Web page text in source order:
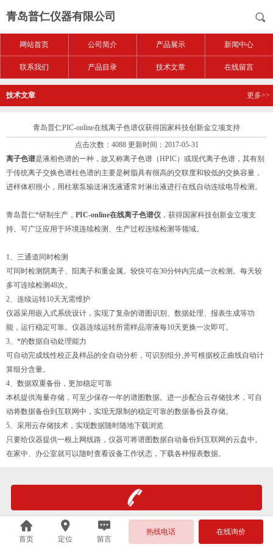
青岛普仁仪器有限公司
网站首页 公司简介 产品展示 新闻中心
联系我们 产品目录 技术文章 在线留言
技术文章 更多>>
青岛普仁PIC-online在线离子色谱仪获得国家科技创新金立项支持
点击次数：4088 更新时间：2017-05-31
离子色谱是液相色谱的一种，故又称离子色谱（HPIC）或现代离子色谱，其有别
于传统离子交换色谱柱色谱的主要是树脂具有很高的交联度和较低的交换容量，
进样体积很小，用柱塞泵输送淋洗液通常对淋出液进行在线自动连续电导检测。
青岛普仁*研制生产， PIC-online在线离子色谱仪 ，获得国家科技创新金立项支
持。可广泛应用于环境连续检测、生产过程连续检测等领域。
1、三通道同时检测
可同时检测阴离子、阳离子和重金属。较快可在30分钟内完成一次检测。每天较
多可连续检测48次。
2、连续运转10天无需维护
仪器采用嵌入式系统设计，实现了复杂的谱图识别、数据处理、报表生成等功
能，运行稳定可靠。仪器连续运转所需样品溶液每10天更换一次即可。
3、*的数据自动处理能力
可自动完成线性校正及样品的全自动分析，可识别组分,并可根据校正曲线自动计
算组分含量。
4、数据双重备份，更加稳定可靠
本机提供海量存储，可至少保存一年的谱图数据。进一步配合云存储技术，可自
动将数据备份到互联网中，实现无限制的稳定可靠的数据备份及存储。
5、采用云存储技术，实现数据随时随地下载浏览
只要给仪器提供一根上网线路，仪器可将谱图数据自动备份到互联网的云盘中。
在家中、办公室就可以随时查看设备工作状态，下载各种报表数据。
首页 定位 留言
热线电话 在线询价